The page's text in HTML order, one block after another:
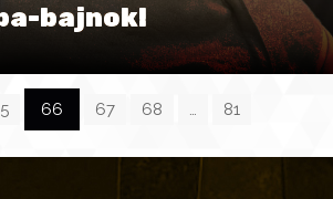
bajnok!
66 67 68 … 81